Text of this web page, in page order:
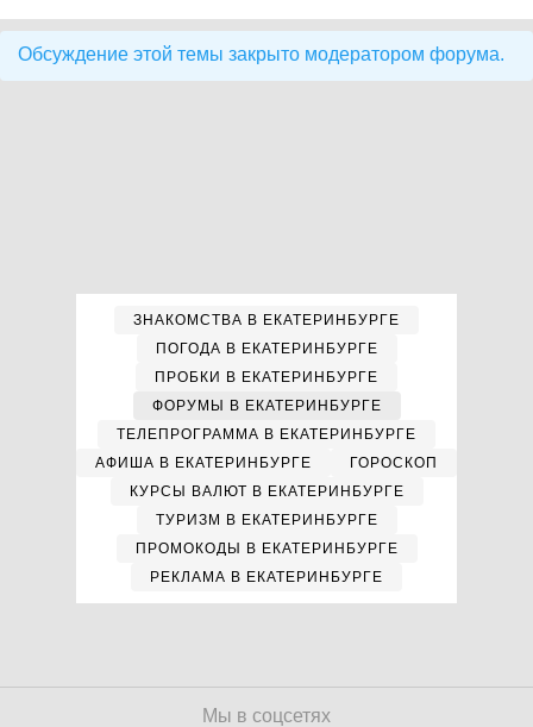
Обсуждение этой темы закрыто модератором форума.
ЗНАКОМСТВА В ЕКАТЕРИНБУРГЕ
ПОГОДА В ЕКАТЕРИНБУРГЕ
ПРОБКИ В ЕКАТЕРИНБУРГЕ
ФОРУМЫ В ЕКАТЕРИНБУРГЕ
ТЕЛЕПРОГРАММА В ЕКАТЕРИНБУРГЕ
АФИША В ЕКАТЕРИНБУРГЕ
ГОРОСКОП
КУРСЫ ВАЛЮТ В ЕКАТЕРИНБУРГЕ
ТУРИЗМ В ЕКАТЕРИНБУРГЕ
ПРОМОКОДЫ В ЕКАТЕРИНБУРГЕ
РЕКЛАМА В ЕКАТЕРИНБУРГЕ
Мы в соцсетях